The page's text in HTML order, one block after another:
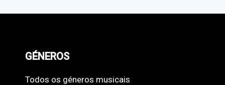
GÉNEROS
Todos os géneros musicais